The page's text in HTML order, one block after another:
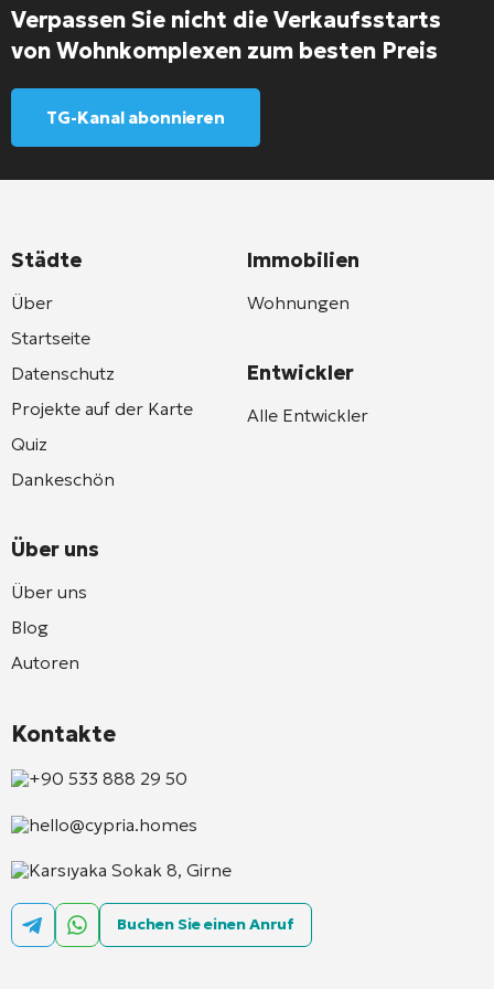
Verpassen Sie nicht die Verkaufsstarts
von Wohnkomplexen zum besten Preis
TG-Kanal abonnieren
Städte
Über
Startseite
Datenschutz
Projekte auf der Karte
Quiz
Dankeschön
Über uns
Über uns
Blog
Autoren
Immobilien
Wohnungen
Entwickler
Alle Entwickler
Kontakte
+90 533 888 29 50
hello@cypria.homes
Karsıyaka Sokak 8, Girne
Buchen Sie einen Anruf